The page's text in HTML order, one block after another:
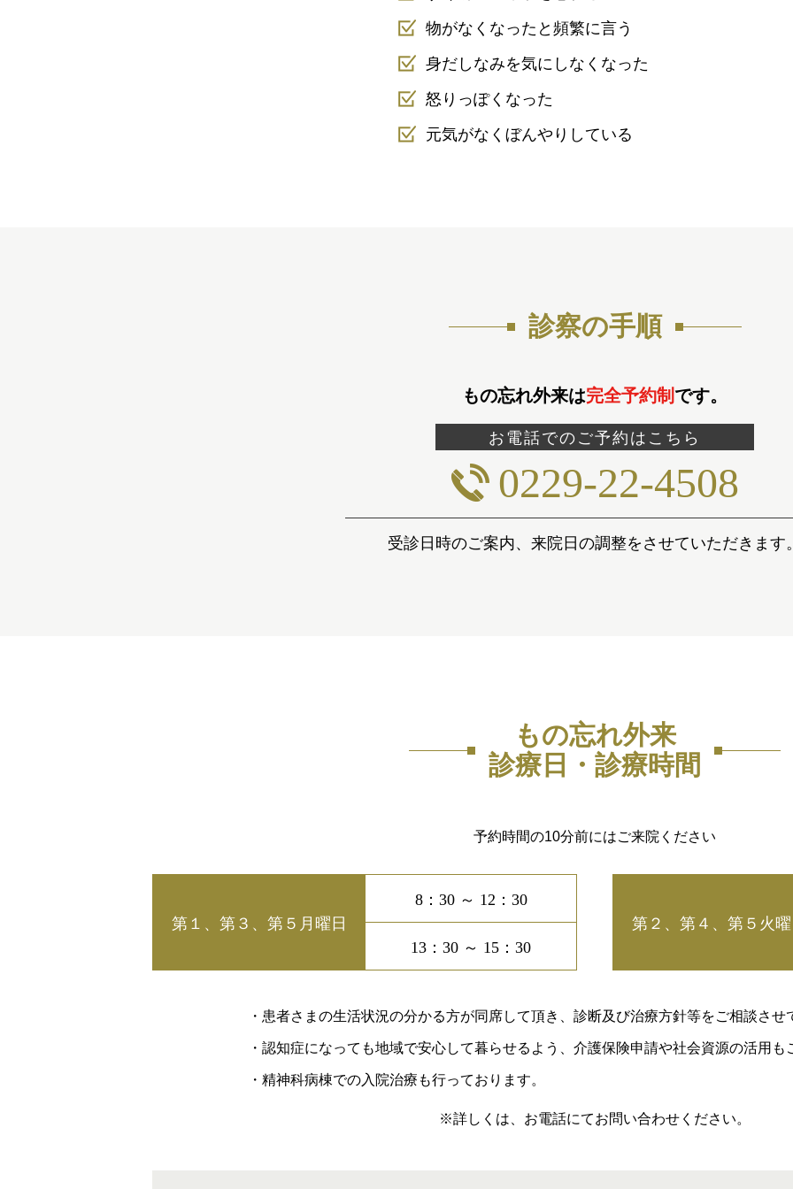
物がなくなったと頻繁に言う
身だしなみを気にしなくなった
怒りっぽくなった
元気がなくぼんやりしている
診察の手順
もの忘れ外来は完全予約制 です。
お電話でのご予約はこちら
0229-22-4508
受診日時のご案内、来院日の調整をさせていただきます
もの忘れ外来
診療日・診療時間
予約時間の10分前にはご来院ください
第１、第３、第５月曜日
8：30 ～ 12：30
13：30 ～ 15：30
第２、第４、第５火
・ 患者さまの生活状況の分かる方が同席して頂き、診断及び治療方針等をご相談させ
・ 認知症になっても地域で安心して暮らせるよう、介護保険申請や社会資源の活用も
・ 精神科病棟での入院治療も行っております。
※詳しくは、お電話にてお問い合わせください。